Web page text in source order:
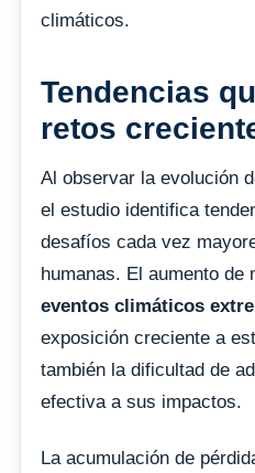
climáticos.
Tendencias
retos
Al observar la evolución
el estudio identifica
desafíos cada vez
humanas. El aumento de
eventos climáticos
exposición creciente a
también la dificultad de
efectiva a sus impactos.
La acumulación de